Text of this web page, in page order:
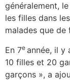
généralement,
les filles dans
malades que
En 7e année, il y
10 filles et 20
garçons », a